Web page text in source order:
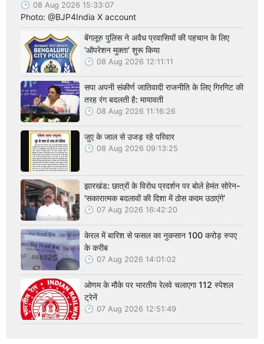
08 Aug 2026 15:33:07
Photo: @BJP4India X account
बेंगलूरु पुलिस ने अवैध प्रवासियों की पहचान के लिए
'ऑपरेशन मुक्ता' शुरू किया
08 Aug 2026 12:11:11
सपा अपनी संकीर्ण जातिवादी राजनीति के लिए गिरगिट की
तरह रंग बदलती है: मायावती
08 Aug 2026 11:16:26
जुए के जाल से उजड़ रहे परिवार
08 Aug 2026 09:13:25
झारखंड: छात्रों के विरोध प्रदर्शन पर बोले हेमंत सोरेन-
'सकारात्मक बदलावों की दिशा में ठोस कदम उठाएंगे'
07 Aug 2026 16:42:20
केरल में बारिश से फसल का नुकसान 100 करोड़ रुपए
के करीब
07 Aug 2026 14:01:02
ओणम के मौके पर भारतीय रेलवे चलाएगा 112 स्पेशल
ट्रेनें
07 Aug 2026 12:51:49